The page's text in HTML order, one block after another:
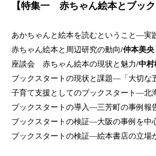
【特集一 赤ちゃん絵本とブッ
あかちゃんと絵本を読むということ―実
赤ちゃん絵本と周辺研究の動向/仲本美央
座談会 赤ちゃん絵本の現状と魅力/中村
ブックスタートの現状と課題―「大切な
子育て支援としてのブックスタート―北
ブックスタートの導入―三芳町の事例報
ブックスタートの検証―大阪の事例を中
ブックスタートの検証―絵本書店の立場